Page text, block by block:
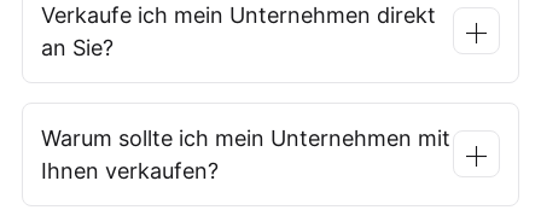
Verkaufe ich mein Unternehmen direkt
an Sie?
Warum sollte ich mein Unternehmen mit
Ihnen verkaufen?